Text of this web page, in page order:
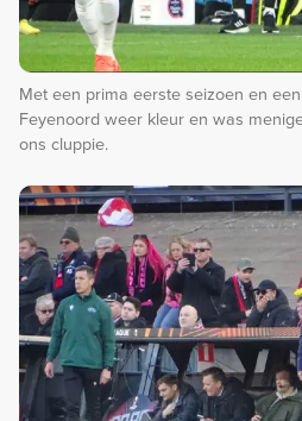
Met een prima eerste seizoen en
Feyenoord weer kleur en was
ons cluppie.